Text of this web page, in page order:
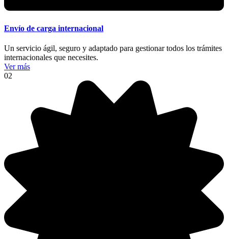
Envío de carga internacional
Un servicio ágil, seguro y adaptado para gestionar todos los trámites
internacionales que necesites.
Ver más
02